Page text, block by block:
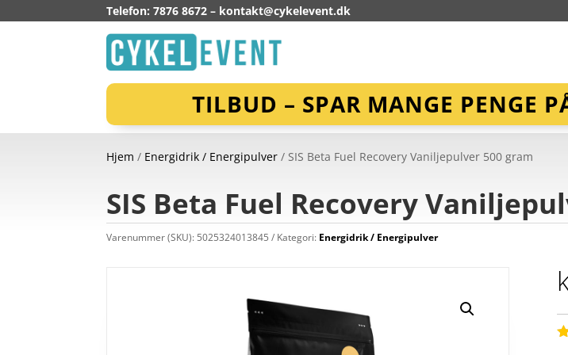
Telefon: 7876 8672 – kontakt@cykelevent.dk
TILBUD – SPAR MANGE PENGE
Hjem / Energidrik / Energipulver / SIS Beta Fuel Recovery Vaniljepulver 500 gram
SIS Beta Fuel Recovery
Varenummer (SKU): 5025324013845 Kategori: Energidrik / Energipulver